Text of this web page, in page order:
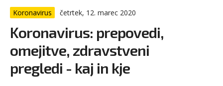
Koronavirus četrtek, 12. marec 2020
Koronavirus: prepovedi,
omejitve, zdravstveni
pregledi - kaj in kje